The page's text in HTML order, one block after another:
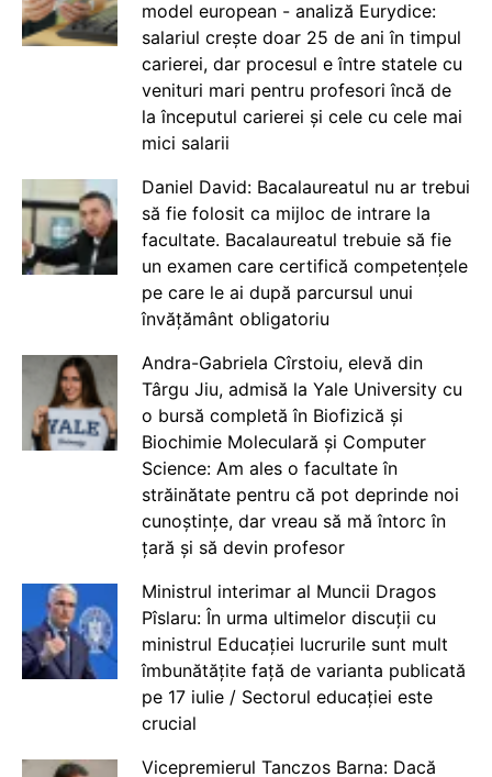
model european - analiză Eurydice:
salariul crește doar 25 de ani în timpul
carierei, dar procesul e între statele cu
venituri mari pentru profesori încă de
la începutul carierei și cele cu cele mai
mici salarii
Daniel David: Bacalaureatul nu ar trebui
să fie folosit ca mijloc de intrare la
facultate. Bacalaureatul trebuie să fie
un examen care certifică competențele
pe care le ai după parcursul unui
învățământ obligatoriu
Andra-Gabriela Cîrstoiu, elevă din
Târgu Jiu, admisă la Yale University cu
o bursă completă în Biofizică și
Biochimie Moleculară și Computer
Science: Am ales o facultate în
străinătate pentru că pot deprinde noi
cunoștințe, dar vreau să mă întorc în
țară și să devin profesor
Ministrul interimar al Muncii Dragos
Pîslaru: În urma ultimelor discuții cu
ministrul Educației lucrurile sunt mult
îmbunătățite față de varianta publicată
pe 17 iulie / Sectorul educației este
crucial
Vicepremierul Tanczos Barna: Dacă